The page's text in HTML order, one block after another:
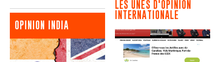
OPINION INDIA
LES UNES D'OPINION
INTERNATIONALE